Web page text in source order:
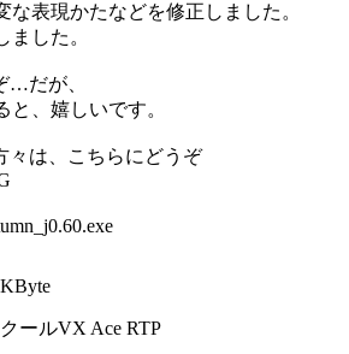
表現かたなどを修正しました。
した。
…だが、
、嬉しいです。
々は、こちらにどうぞ
ールVX Ace RTP